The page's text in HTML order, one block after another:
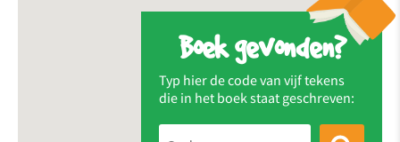
Boek gevonden?
Typ hier de code van vijf tekens
die in het boek staat geschreven: